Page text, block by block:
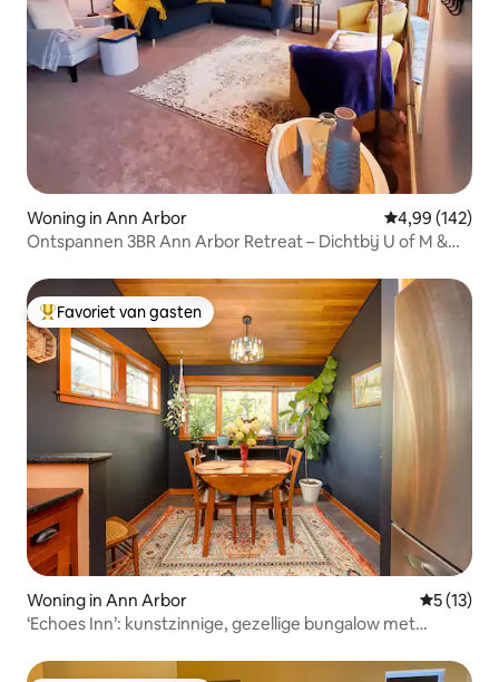
Woning in Ann Arbor Gemiddelde
4,99 (142)
Ontspannen 3BR Ann Arbor Retreat – Dichtbij U of M &
Topfavoriet van gasten
Favoriet van gasten
Woning in Ann Arbor
5 (13)
‘Echoes Inn’: kunstzinnige, gezellige bungalow met